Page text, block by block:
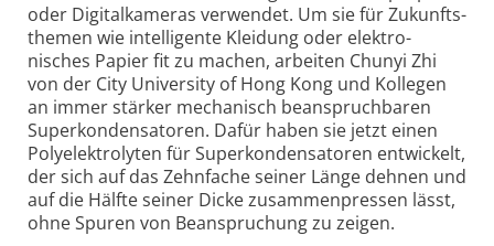
oder Digital­kameras ver­wendet. Um sie für Zukunfts­
themen wie intel­li­gente Kleidung oder elek­tro­
nisches Papier fit zu machen, arbeiten Chunyi Zhi
von der City Univer­sity of Hong Kong und Kollegen
an immer stärker mecha­nisch bean­spruch­baren
Super­konden­satoren. Dafür haben sie jetzt einen
Poly­elek­tro­lyten für Super­konden­satoren ent­wickelt,
der sich auf das Zehn­fache seiner Länge dehnen und
auf die Hälfte seiner Dicke zusammen­pressen lässt,
ohne Spuren von Bean­spru­chung zu zeigen.